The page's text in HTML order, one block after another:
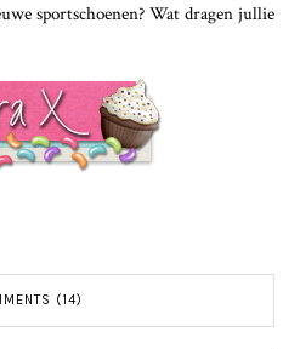
sportschoenen? Wat dragen jullie
(14)